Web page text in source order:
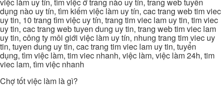
dụng nào uy tín, tìm kiếm việc làm uy tín, cac trang web tim viec
uy tin, 10 trang tìm việc uy tín, trang tim viec lam uy tin, tim viec
uy tin, cac trang web tuyen dung uy tin, trang web tim viec lam
uy tin, công ty môi giới việc làm uy tín, nhung trang tim viec uy
tin, tuyen dung uy tin, cac trang tim viec lam uy tin, tuyển
dụng, tìm việc làm, tim viec nhanh, việc làm, việc làm 24h, tim
viec lam, tìm việc nhanh
Chợ tốt việc làm là gì?